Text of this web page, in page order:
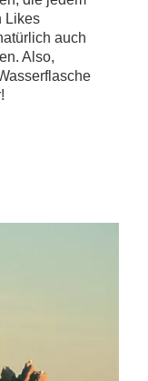
Likes
auch
Also,